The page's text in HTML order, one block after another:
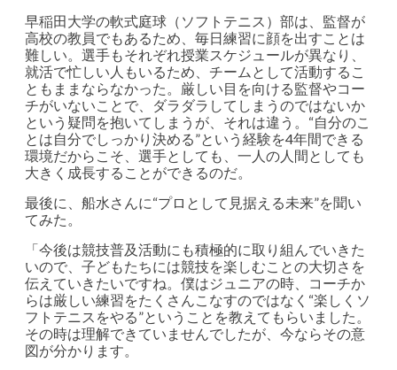
早稲田大学の軟式庭球（ソフトテニス）部は、監督が
高校の教員でもあるため、毎日練習に顔を出すことは
難しい。選手もそれぞれ授業スケジュールが異なり、
就活で忙しい人もいるため、チームとして活動するこ
ともままならなかった。厳しい目を向ける監督やコー
チがいないことで、ダラダラしてしまうのではないか
という疑問を抱いてしまうが、それは違う。“自分のこ
とは自分でしっかり決める”という経験を4年間できる
環境だからこそ、選手としても、一人の人間としても
大きく成長することができるのだ。
最後に、船水さんに“プロとして見据える未来”を聞い
てみた。
「今後は競技普及活動にも積極的に取り組んでいきた
いので、子どもたちには競技を楽しむことの大切さを
伝えていきたいですね。僕はジュニアの時、コーチか
らは厳しい練習をたくさんこなすのではなく“楽しくソ
フトテニスをやる”ということを教えてもらいました。
その時は理解できていませんでしたが、今ならその意
図が分かります。